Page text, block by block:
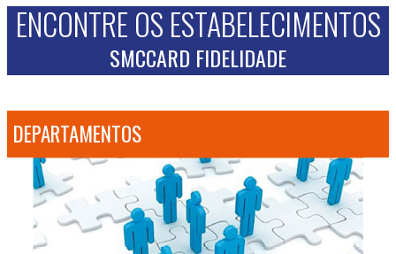
ENCONTRE OS ESTABELECIMENTOS
SMCCARD FIDELIDADE
DEPARTAMENTOS